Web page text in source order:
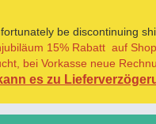
be discontinuing
15% Rabatt auf
bei Vorkasse neue
es zu